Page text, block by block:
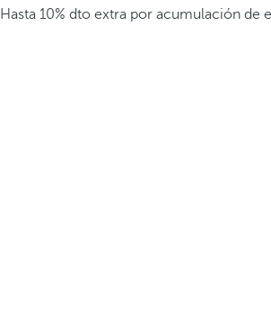
Hasta 10% dto extra por acumulación de